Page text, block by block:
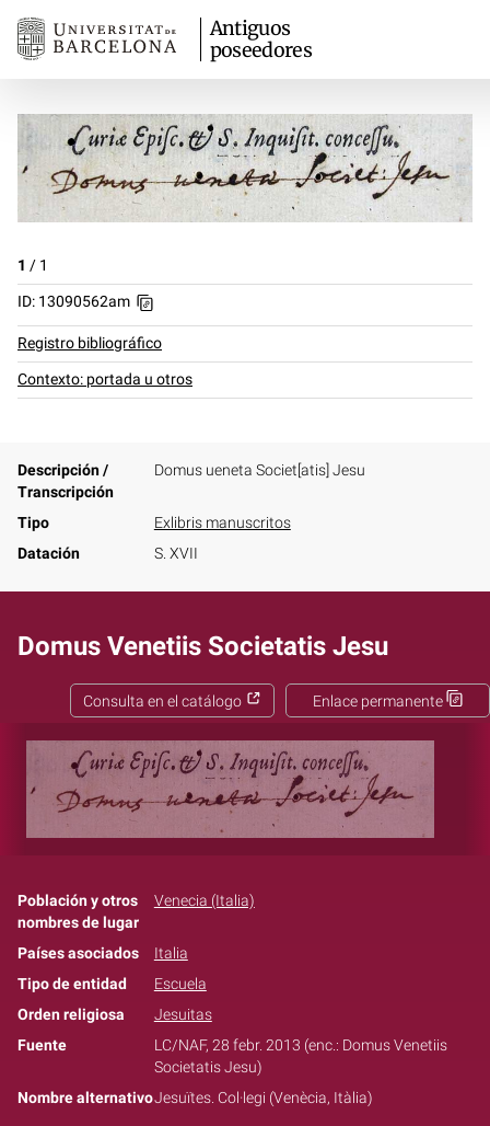
Antiguos
poseedores
1 / 1
ID: 13090562am
Registro bibliográfico
Contexto: portada u otros
Descripción /
Transcripción
Domus ueneta Societ[atis] Jesu
Tipo
Exlibris manuscritos
Datación
S. XVII
Domus Venetiis Societatis Jesu
Enlace permanente
Consulta en el catálogo
Población y otros
nombres de lugar
Venecia (Italia)
Países asociados
Italia
Tipo de entidad
Escuela
Orden religiosa
Jesuitas
Fuente
LC/NAF, 28 febr. 2013 (enc.: Domus Venetiis
Societatis Jesu)
Nombre alternativoJesuïtes. Col·legi (Venècia, Itàlia)